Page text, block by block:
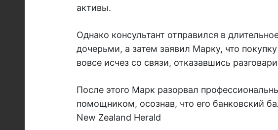
активы.
Однако консультант отправился в
дочерьми, а затем заявил Марку, что
вовсе исчез со связи, отказавшись
После этого Марк разорвал
помощником, осознав, что его банковский
New Zealand Herald